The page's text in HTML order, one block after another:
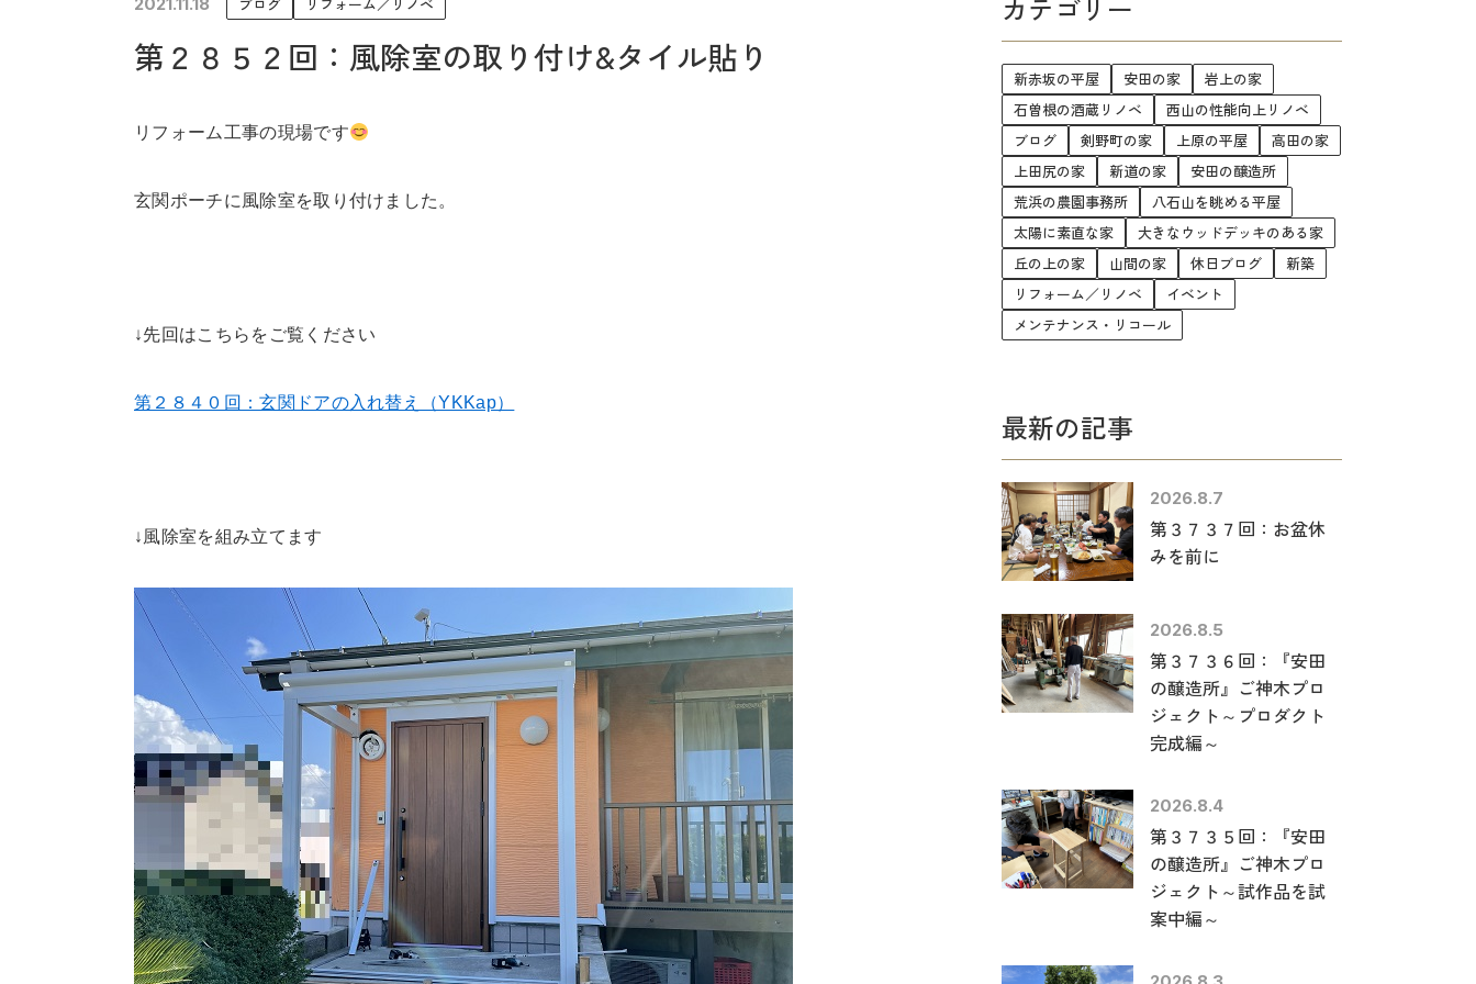
未来に住み継ぐ平屋
第２８５２回：風除室の取り付け&タイル貼り
リフォーム工事の現場です
玄関ポーチに風除室を取り付けました。
↓先回はこちらをご覧ください
第２８４０回：玄関ドアの入れ替え（YKKap）
↓風除室を組み立てます
カテゴリー
新赤坂の平屋 安田の家
岩上の家
石曽根の酒蔵リノベ
西山の性能向上リノベ
ブログ
剣野町の家 上原の平屋
高田の家
上田尻の家
新道の家
安田の醸造所
荒浜の農園事務所
八石山を眺める平屋
太陽に素直な家
大きなウッドデッキのある家
丘の上の家
山間の家 休日ブログ
新築
リフォーム／リノベ
イベント
メンテナンス・リコール
最新の記事
2026.8.7
第３７３７回：お盆休
みを前に
2026.8.5
第３７３６回：『安田
の醸造所』ご神木プロ
ジェクト～プロダクト
完成編～
2026.8.4
第３７３５回：『安田
の醸造所』ご神木プロ
ジェクト～試作品を試
案中編～